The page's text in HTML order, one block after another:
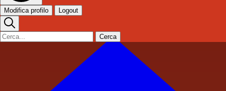
Modifica profilo Logout
Cerca